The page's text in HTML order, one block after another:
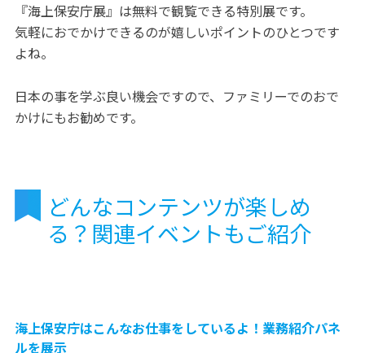
『海上保安庁展』は無料で観覧できる特別展です。
気軽におでかけできるのが嬉しいポイントのひとつです
よね。
日本の事を学ぶ良い機会ですので、ファミリーでのおで
かけにもお勧めです。
どんなコンテンツが楽しめ
る？関連イベントもご紹介
海上保安庁はこんなお仕事をしているよ！業務紹介パネ
ルを展示